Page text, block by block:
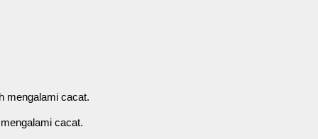
mengalami cacat.
cacat.